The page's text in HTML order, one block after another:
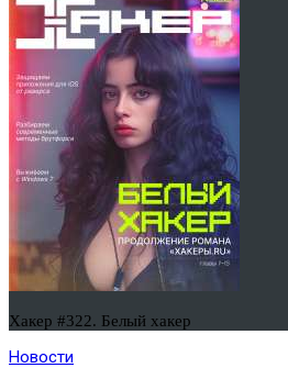
Хакер #322. Белый хакер
Новости